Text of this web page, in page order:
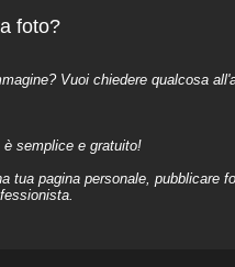
foto?
Vuoi chiedere qualcosa
è semplice e gratuito!
tua pagina personale,